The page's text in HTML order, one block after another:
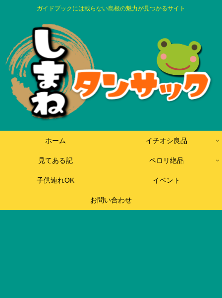
ガイドブックには載らない島根の魅力が見つかるサイト
ホーム イチオシ良品
見てある記 ペロリ絶品
子供連れOK イベント
お問い合わせ